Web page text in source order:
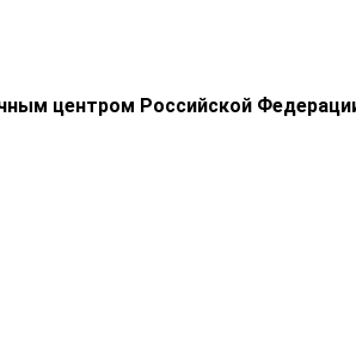
центром Российской